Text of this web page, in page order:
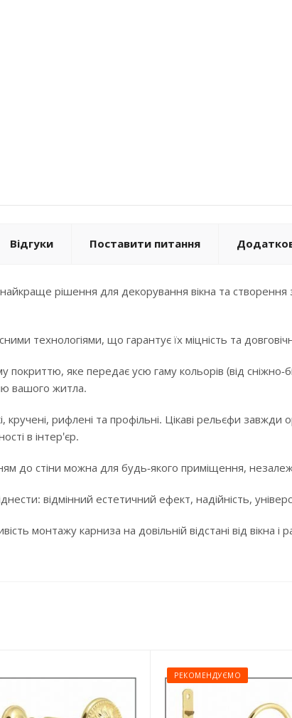
Відгуки Поставити питання
рішення для декорування вікна та створення
технологіями, що гарантує їх міцність та
покриттю, яке передає усю гаму кольорів (від сніжно-
вашого житла.
кручені, рифлені та профільні. Цікаві рельєфи
в інтер'єр.
до стіни можна для будь-якого приміщення,
відмінний естетичний ефект, надійність,
монтажу карниза на довільній відстані від вікна і
РЕКОМЕНДУЄМО